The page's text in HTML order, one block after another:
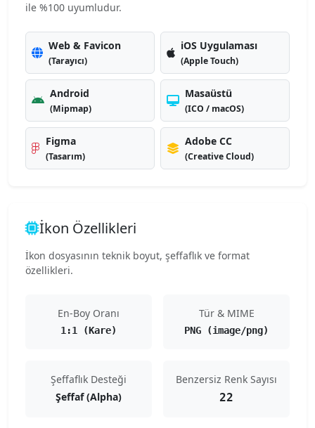
ile %100 uyumludur.
Web & Favicon
(Tarayıcı)
iOS Uygulaması
(Apple Touch)
Android
(Mipmap)
Masaüstü
(ICO / macOS)
Figma
(Tasarım)
Adobe CC
(Creative Cloud)
İkon Özellikleri
İkon dosyasının teknik boyut, şeffaflık ve format
özellikleri.
En-Boy Oranı
1:1 (Kare)
Tür & MIME
PNG (image/png)
Şeffaflık Desteği
Şeffaf (Alpha)
Benzersiz Renk Sayısı
22